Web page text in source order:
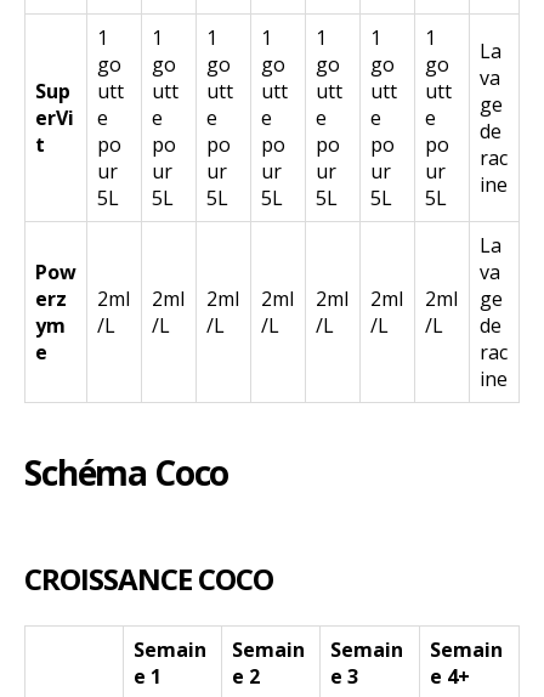
Sup
erVi
t
1
go
utt
e
po
ur
5L
1
go
utt
e
po
ur
5L
1
go
utt
e
po
ur
5L
1
go
utt
e
po
ur
5L
1
go
utt
e
po
ur
5L
1
go
utt
e
po
ur
5L
1
go
utt
e
po
ur
5L
La
va
ge
de
rac
ine
Pow
erz
ym
e
2ml
/L
2ml
/L
2ml
/L
2ml
/L
2ml
/L
2ml
/L
2ml
/L
La
va
ge
de
rac
ine
Schéma Coco
CROISSANCE COCO
Semain
e 1
Semain
e 2
Semain
e 3
Semain
e 4+